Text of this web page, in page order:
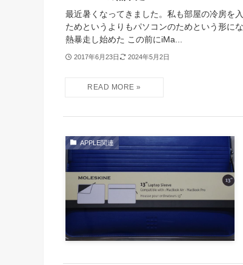
最近暑くなってきました。私も部屋の冷房を
ためというよりもパソコンのためという形に
熱暴走し始めた この前にiMa...
2017年6月23日 2024年5月2日
APPLE関連